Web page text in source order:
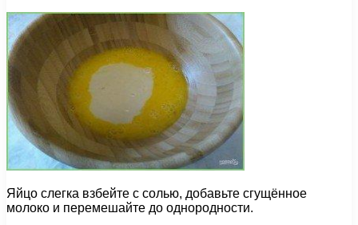
Яйцо слегка взбейте с солью, добавьте сгущённое
молоко и перемешайте до однородности.